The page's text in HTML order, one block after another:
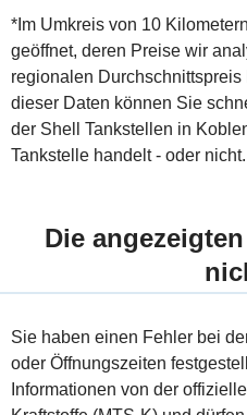
*Im Umkreis von 10
geöffnet, deren Preise wir
regionalen
dieser Daten können Sie
der Shell Tankstellen in
Tankstelle handelt - oder nicht.
Die
Sie haben einen Fehler bei
oder Öffnungszeiten
Informationen von der